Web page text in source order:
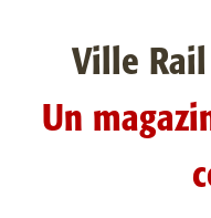
Ville
Un